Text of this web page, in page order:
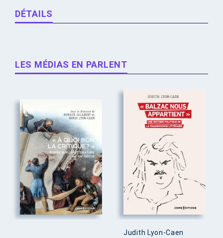
DÉTAILS
LES MÉDIAS EN PARLENT
Judith Lyon-Caen